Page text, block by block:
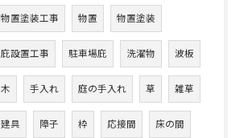
物置塗装工事 物置 物置塗装
庇設置工事 駐車場庇 洗濯物 波板
木 手入れ 庭の手入れ 草 雑草
建具 障子 枠 応接間 床の間